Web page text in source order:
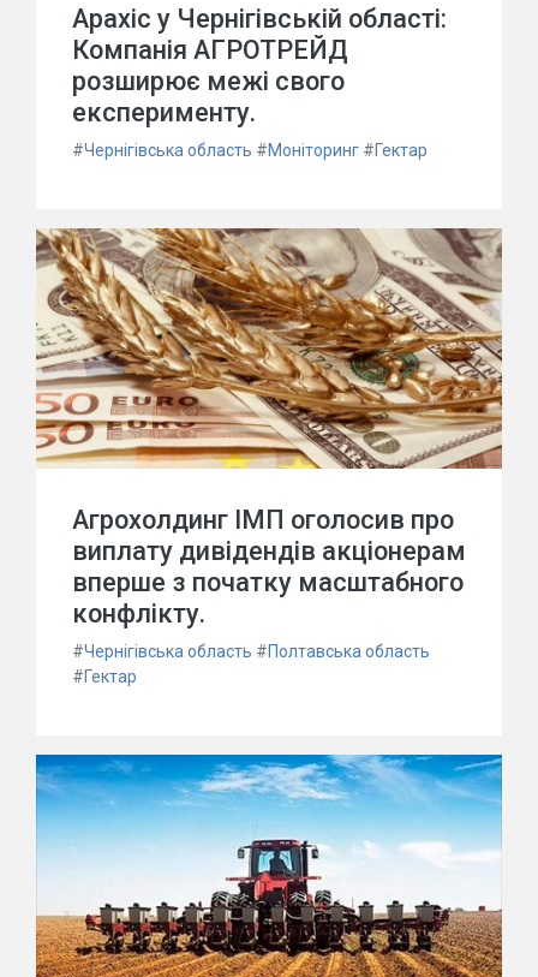
Арахіс у Чернігівській області:
Компанія АГРОТРЕЙД
розширює межі свого
експерименту.
#Чернігівська область #Моніторинг #Гектар
Агрохолдинг ІМП оголосив про
виплату дивідендів акціонерам
вперше з початку масштабного
конфлікту.
#Чернігівська область #Полтавська область
#Гектар